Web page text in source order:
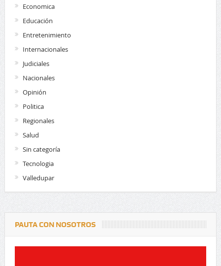
Economica
Educación
Entretenimiento
Internacionales
Judiciales
Nacionales
Opinión
Politica
Regionales
Salud
Sin categoría
Tecnologia
Valledupar
PAUTA CON NOSOTROS